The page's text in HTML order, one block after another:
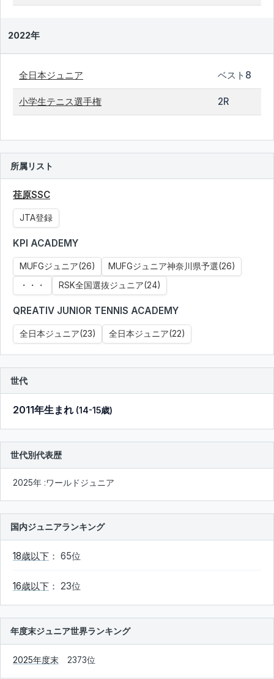
2022年
全日本ジュニア ベスト8
小学生テニス選手権 2R
所属リスト
荏原SSC
JTA登録
KPI ACADEMY
MUFGジュニア(26)
MUFGジュニア神奈川県予選(26)
・・・
RSK全国選抜ジュニア(24)
QREATIV JUNIOR TENNIS ACADEMY
全日本ジュニア(23) 全日本ジュニア(22)
世代
2011年生まれ (14-15歳)
世代別代表歴
2025年 :ワールドジュニア
国内ジュニアランキング
18歳以下 ： 65位
16歳以下 ： 23位
年度末ジュニア世界ランキング
2025年度末 2373位